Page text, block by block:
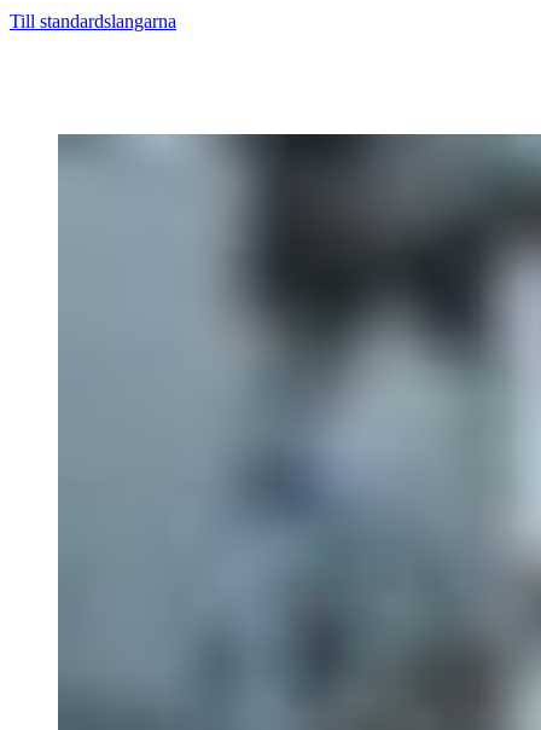
Till standardslangarna